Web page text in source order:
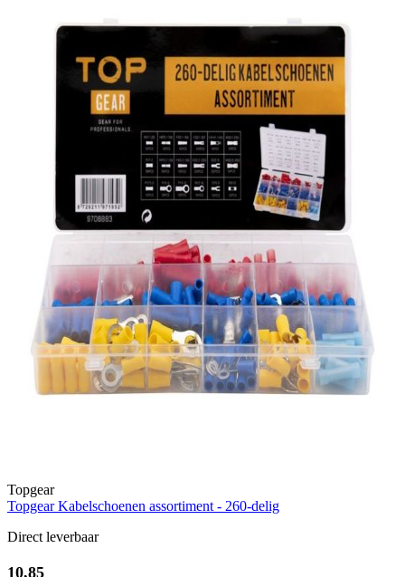
Topgear
Topgear Kabelschoenen assortiment - 260-delig
Direct leverbaar
10,85